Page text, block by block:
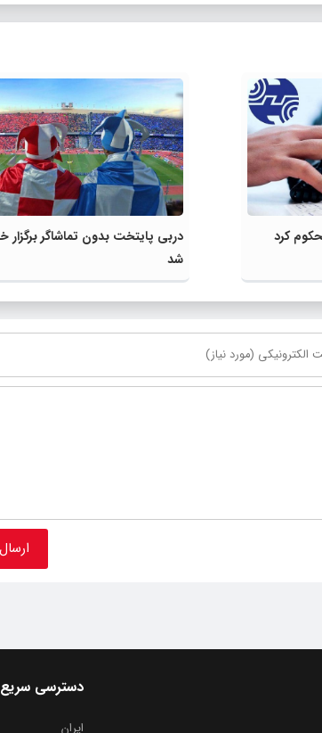
کرد
دربی پایتخت بدون تماشاگر برگزار
شد
دسترسی سریع
ایران